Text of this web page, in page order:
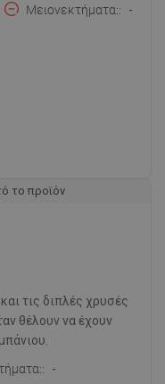
Μειονεκτήματα: -
το προϊόν
τις διπλές χρυσές
θέλουν να έχουν
-